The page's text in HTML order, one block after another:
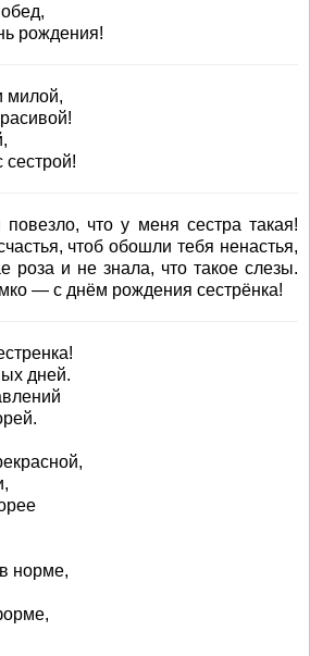
рождения!
милой,
сестрой!
что у меня сестра такая!
чтоб обошли тебя ненастья,
роза и не знала, что такое слезы.
— с днём рождения сестрёнка!
дней.
норме,